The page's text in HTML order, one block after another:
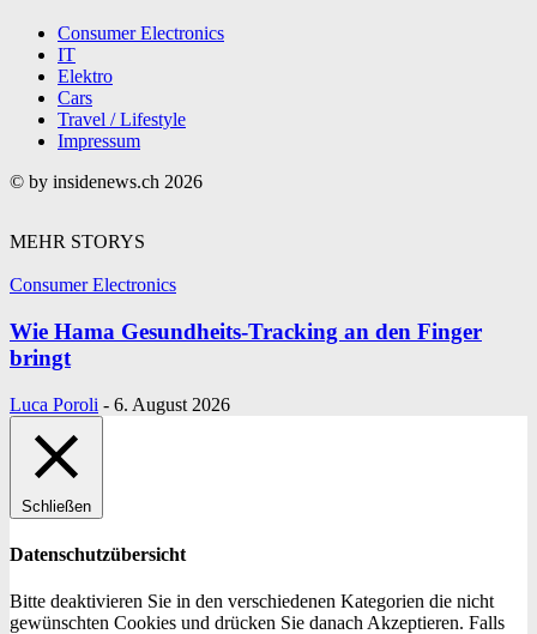
Consumer Electronics
IT
Elektro
Cars
Travel / Lifestyle
Impressum
© by insidenews.ch 2026
MEHR STORYS
Consumer Electronics
Wie Hama Gesundheits-Tracking an den Finger
bringt
Luca Poroli - 6. August 2026
Schließen
Datenschutzübersicht
Bitte deaktivieren Sie in den verschiedenen Kategorien die nicht
gewünschten Cookies und drücken Sie danach Akzeptieren. Falls